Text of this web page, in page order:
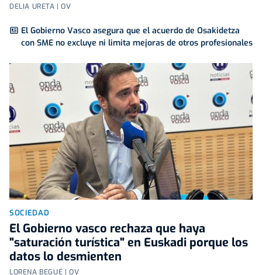
DELIA URETA | OV
El Gobierno Vasco asegura que el acuerdo de Osakidetza
con SME no excluye ni limita mejoras de otros profesionales
SOCIEDAD
El Gobierno vasco rechaza que haya
"saturación turística" en Euskadi porque los
datos lo desmienten
LORENA BEGUÉ | OV